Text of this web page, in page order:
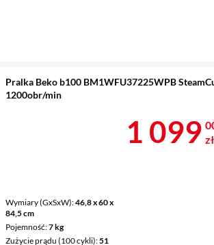
Pralka Beko b100 BM1WFU37225WPB
1200obr/min
Wymiary (GxSxW) 46,8 x 60 x
84,5 cm
Pojemność 7 kg
Zużycie prądu (100 cykli) 51
Cena
1 099 zł